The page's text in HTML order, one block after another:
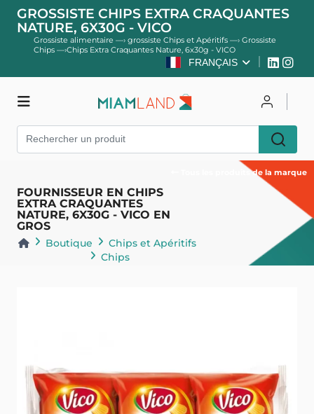
GROSSISTE CHIPS EXTRA CRAQUANTES
NATURE, 6X30G - VICO
Grossiste alimentaire —› grossiste Chips et Apéritifs —› Grossiste
Chips —›Chips Extra Craquantes Nature, 6x30g - VICO
FRANÇAIS
FOURNISSEUR EN CHIPS
EXTRA CRAQUANTES
NATURE, 6X30G - VICO EN
GROS
Boutique
Chips et Apéritifs
Chips
Tous les produits de la marque
Boutique Se connecter